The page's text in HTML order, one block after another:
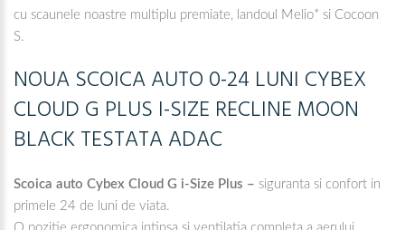
cu scaunele noastre multiplu premiate, landoul Melio* si Cocoon
S.
NOUA SCOICA AUTO 0-24 LUNI CYBEX
CLOUD G PLUS I-SIZE RECLINE MOON
BLACK TESTATA ADAC
Scoica auto Cybex Cloud G i-Size Plus – siguranta si confort in
primele 24 de luni de viata.